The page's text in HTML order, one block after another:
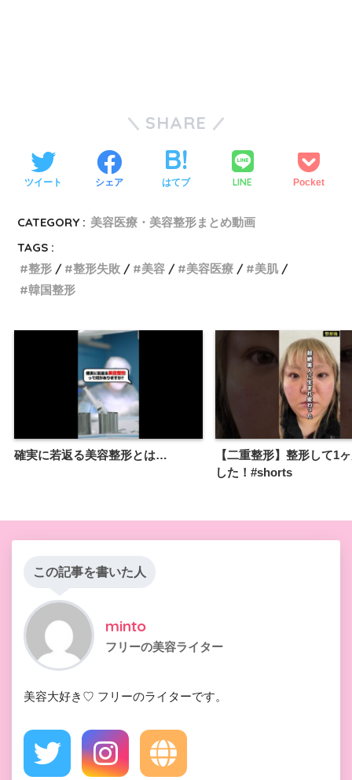
SHARE
ツイート シェア はてブ LINE Pocket
CATEGORY : 美容医療・美容整形まとめ動画
TAGS :
整形
整形失敗 美容 美容医療
美肌
韓国整形
確実に若返る美容整形とは…
【二重整形】整形して1
した！#shorts
この記事を書いた人
minto
フリーの美容ライター
美容大好き♡ フリーのライターです。